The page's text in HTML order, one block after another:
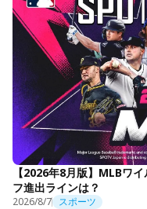
【2026年8月版】MLBワ
フ進出ラインは？
2026/8/7 スポーツ